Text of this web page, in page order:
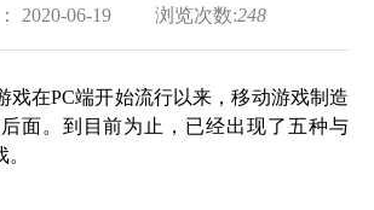
2020-06-19 浏览次数:248
在PC端开始流行以来，移动游戏制造
面。到目前为止，已经出现了五种与